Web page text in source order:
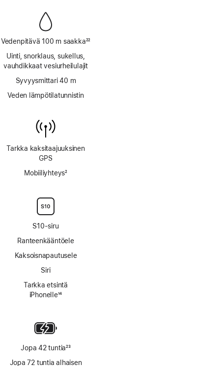
Vedenpitävä 100 m saakka22
Uinti, snorklaus, sukellus,
vauhdikkaat vesi­urheilu­lajit
Syvyysmittari 40 m
Veden lämpötilatunnistin
Tarkka kaksi­taajuuksinen
GPS
Mobiiliyhteys2
S10-siru
Ranteen­kääntö­ele
Kaksoisnapautusele
Siri
Tarkka etsintä
iPhonelle14
Jopa 42 tuntia23
Jopa 72 tuntia alhaisen